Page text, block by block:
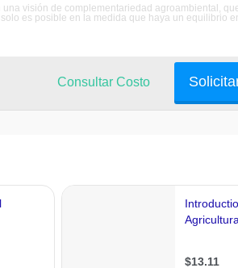
visión de complementariedad agroambiental,
es posible en la medida que haya un equilibrio
Consultar Costo